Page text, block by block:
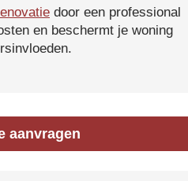
door een professional
en beschermt je woning
aanvragen